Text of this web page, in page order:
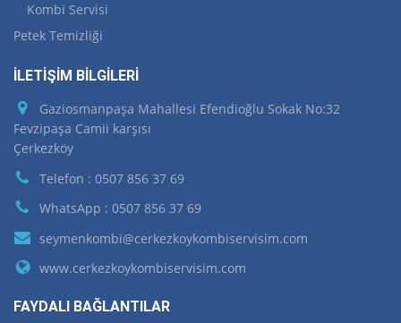
Kombi Servisi
Petek Temizliği
İLETİŞİM BİLGİLERİ
Gaziosmanpaşa Mahallesi Efendioğlu Sokak No:32
Fevzipaşa Camii karşısı
Çerkezköy
Telefon : 0507 856 37 69
WhatsApp : 0507 856 37 69
seymenkombi@cerkezkoykombiservisim.com
www.cerkezkoykombiservisim.com
FAYDALI BAĞLANTILAR